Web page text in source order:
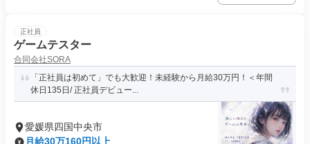
正社員
ゲームテスター
合同会社SORA
「正社員は初めて」でも大歓迎！未経験から月給30万円！＜年間
休日135日/ 正社員デビュー...
愛媛県四国中央市
月給30万160円以上